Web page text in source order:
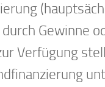
Gewinne
Verfügung